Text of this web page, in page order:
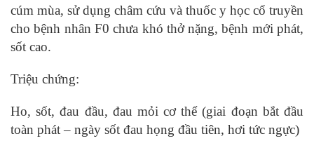
cúm mùa, sử dụng châm cứu và thuốc y học cổ truyền
cho bệnh nhân F0 chưa khó thở nặng, bệnh mới phát,
sốt cao.
Triệu chứng:
Ho, sốt, đau đầu, đau mỏi cơ thể (giai đoạn bắt đầu
toàn phát – ngày sốt đau họng đầu tiên, hơi tức ngực)